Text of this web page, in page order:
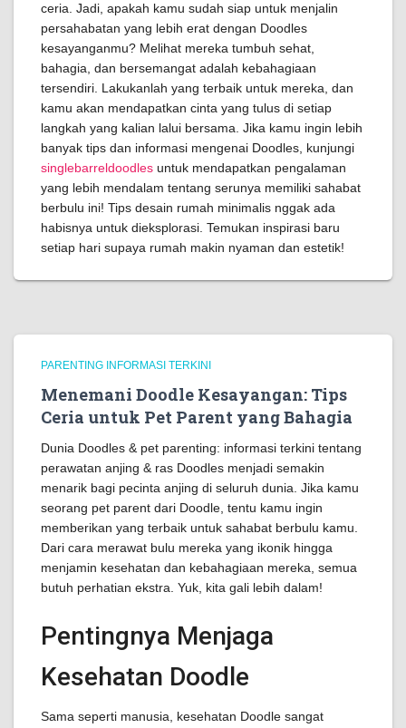
ceria. Jadi, apakah kamu sudah siap untuk menjalin
persahabatan yang lebih erat dengan Doodles
kesayanganmu? Melihat mereka tumbuh sehat,
bahagia, dan bersemangat adalah kebahagiaan
tersendiri. Lakukanlah yang terbaik untuk mereka, dan
kamu akan mendapatkan cinta yang tulus di setiap
langkah yang kalian lalui bersama. Jika kamu ingin lebih
banyak tips dan informasi mengenai Doodles, kunjungi
singlebarreldoodles untuk mendapatkan pengalaman
yang lebih mendalam tentang serunya memiliki sahabat
berbulu ini! Tips desain rumah minimalis nggak ada
habisnya untuk dieksplorasi. Temukan inspirasi baru
setiap hari supaya rumah makin nyaman dan estetik!
PARENTING INFORMASI TERKINI
Menemani Doodle Kesayangan: Tips
Ceria untuk Pet Parent yang Bahagia
Dunia Doodles & pet parenting: informasi terkini tentang
perawatan anjing & ras Doodles menjadi semakin
menarik bagi pecinta anjing di seluruh dunia. Jika kamu
seorang pet parent dari Doodle, tentu kamu ingin
memberikan yang terbaik untuk sahabat berbulu kamu.
Dari cara merawat bulu mereka yang ikonik hingga
menjamin kesehatan dan kebahagiaan mereka, semua
butuh perhatian ekstra. Yuk, kita gali lebih dalam!
Pentingnya Menjaga
Kesehatan Doodle
Sama seperti manusia, kesehatan Doodle sangat